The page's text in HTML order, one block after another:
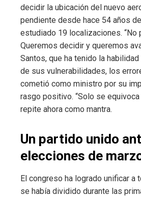
decidir la ubicación del nuevo
pendiente desde hace 54 años
estudiado 19 localizaciones. “No
Queremos decidir y queremos
Santos, que ha tenido la
de sus vulnerabilidades, los
cometió como ministro por su
rasgo positivo. “Solo se equivoca
repite ahora como mantra.
Un partido unido
elecciones de
El congreso ha logrado unificar a
se había dividido durante las